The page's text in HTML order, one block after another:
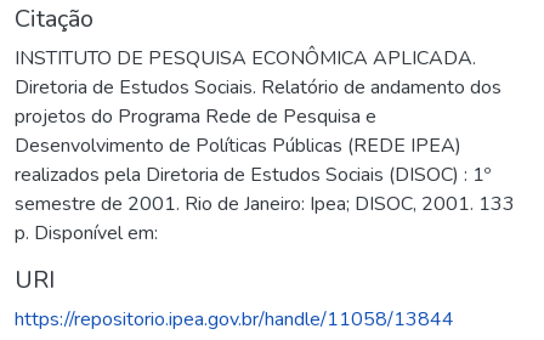
Citação
INSTITUTO DE PESQUISA ECONÔMICA APLICADA.
Diretoria de Estudos Sociais. Relatório de andamento dos
projetos do Programa Rede de Pesquisa e
Desenvolvimento de Políticas Públicas (REDE IPEA)
realizados pela Diretoria de Estudos Sociais (DISOC) : 1º
semestre de 2001. Rio de Janeiro: Ipea; DISOC, 2001. 133
p. Disponível em:
URI
https://repositorio.ipea.gov.br/handle/11058/13844